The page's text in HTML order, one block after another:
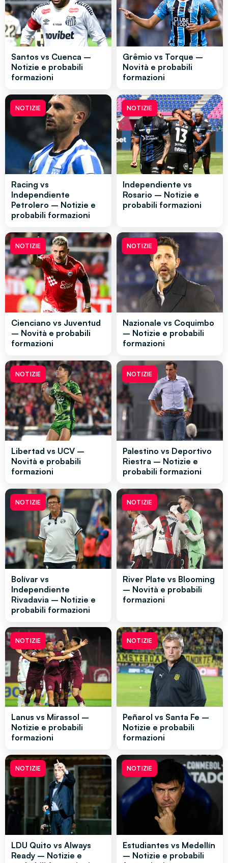
Santos vs Cuenca –
Notizie e probabili
formazioni
Grêmio vs Torque –
Novità e probabili
formazioni
NOTIZIE
Racing vs
Independiente
Petrolero – Notizie e
probabili formazioni
NOTIZIE
Independiente vs
Rosario – Notizie e
probabili formazioni
NOTIZIE
Cienciano vs Juventud
– Novità e probabili
formazioni
NOTIZIE
Nazionale vs Coquimbo
– Notizie e probabili
formazioni
NOTIZIE
Libertad vs UCV –
Novità e probabili
formazioni
NOTIZIE
Palestino vs Deportivo
Riestra – Notizie e
probabili formazioni
NOTIZIE
Bolívar vs
Independiente
Rivadavia – Notizie e
probabili formazioni
NOTIZIE
River Plate vs Blooming
– Novità e probabili
formazioni
NOTIZIE
Lanus vs Mirassol –
Notizie e probabili
formazioni
NOTIZIE
Peñarol vs Santa Fe –
Notizie e probabili
formazioni
NOTIZIE
LDU Quito vs Always
Ready – Notizie e
NOTIZIE
Estudiantes vs Medellín
– Notizie e probabili